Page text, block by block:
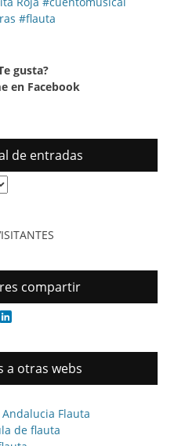
#flauta
gusta?
en Facebook
de entradas
compartir
WordPress
a otras webs
Andalucia Flauta
de flauta